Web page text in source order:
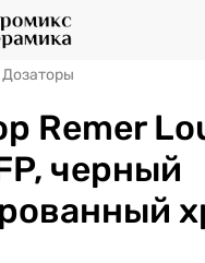
Дозаторы
Remer
черный